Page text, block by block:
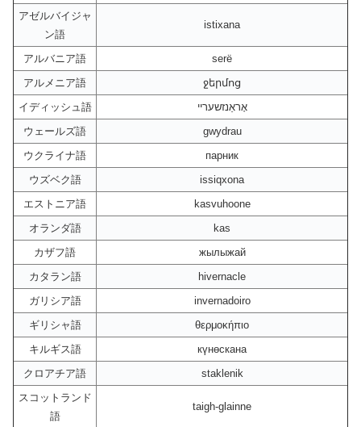
アゼルバイジャ
ン語
istixana
アルバニア語
serë
アルメニア語
ջերմոց
イディッシュ語
אָראַנזשעריי
ウェールズ語
gwydrau
ウクライナ語
парник
ウズベク語
issiqxona
エストニア語
kasvuhoone
オランダ語
kas
カザフ語
жылыжай
カタラン語
hivernacle
ガリシア語
invernadoiro
ギリシャ語
θερμοκήπιο
キルギス語
күнөскана
クロアチア語
staklenik
スコットランド
語
taigh-glainne